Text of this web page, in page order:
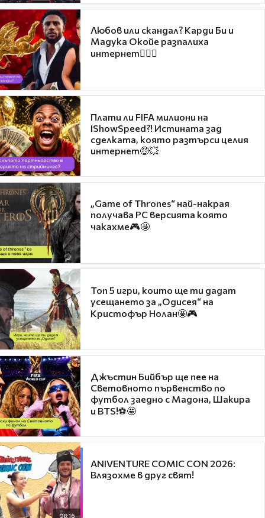
Любов или скандал? Карди Би и
Мадука Окойе разпалиха
интернет❤️‍🔥🔥
Плати ли FIFA милиони на
IShowSpeed?! Истината зад
сделката, която разтърси целия
интернет🤑💥
„Game of Thrones“ най-накрая
получава PC версията която
чакахме🎮🤩
Топ 5 игри, които ще ти дадат
усещането за „Одисея“ на
Кристофър Нолан🤩🎮
Джъстин Бийбър ще пее на
Световното първенство по
футбол заедно с Мадона, Шакира
и BTS!⚽🤩
08:16
ANIVENTURE COMIC CON 2026:
Влязохме в друг свят!